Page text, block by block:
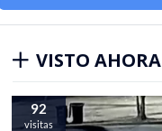
VISTO AHORA
92
visitas